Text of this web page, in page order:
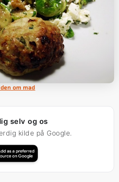
om mad
selv og os
kilde på Google.